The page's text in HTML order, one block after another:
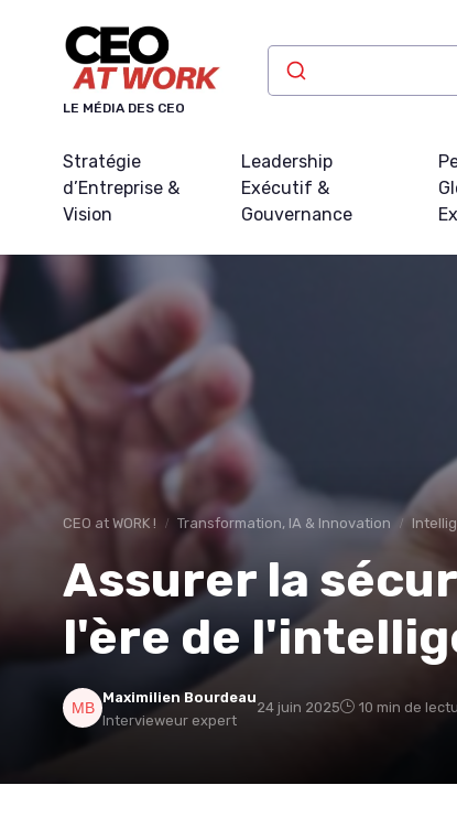
LE MÉDIA DES CEO
Stratégie
d’Entreprise &
Vision
Leadership
Exécutif &
Gouvernance
CEO at WORK ! Transformation, IA & Innovation
Assurer la
l'ère de
Maximilien Bourdeau
Intervieweur expert
24 juin 2025 10 min de